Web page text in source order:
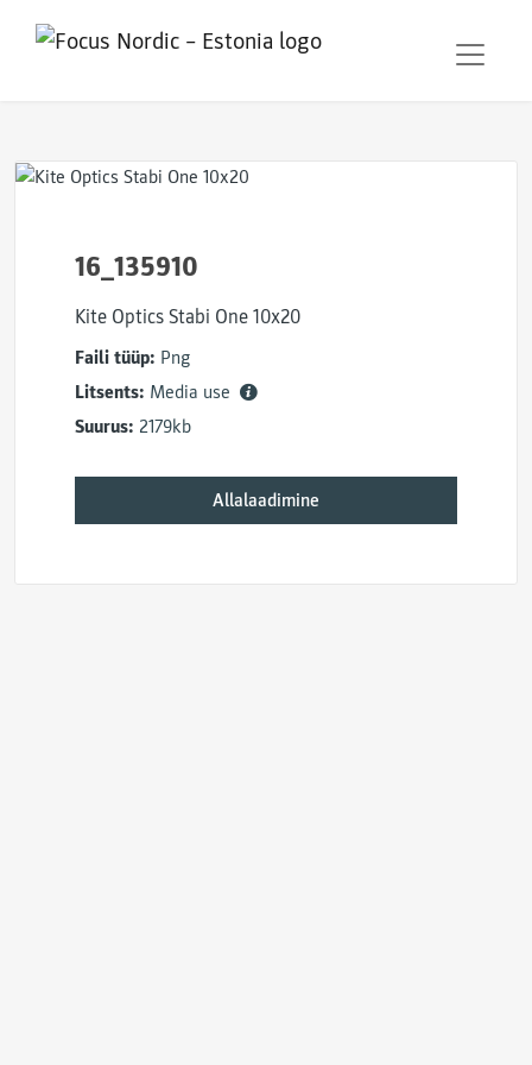
16_135910
Kite Optics Stabi One 10x20
Faili tüüp: Png
Litsents: Media use
Suurus: 2179kb
Allalaadimine